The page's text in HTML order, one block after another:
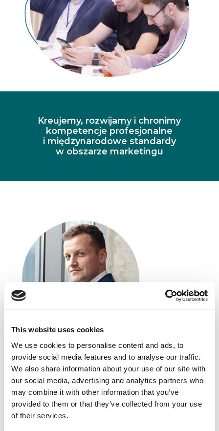
This website uses cookies
We use cookies to personalise content and ads, to
provide social media features and to analyse our traffic.
We also share information about your use of our site with
our social media, advertising and analytics partners who
may combine it with other information that you’ve
provided to them or that they’ve collected from your use
of their services.
Kreujemy, rozwijamy i chronimy
kompetencje profesjonalne
i międzynarodowe standardy
w obszarze marketingu
Krzysztof Korbecki
Ipsen Poland sp. z o.o.
Product Manager
Farmaceuta, Product Manager, absolwent
programu The Chartered Institute of Marketing